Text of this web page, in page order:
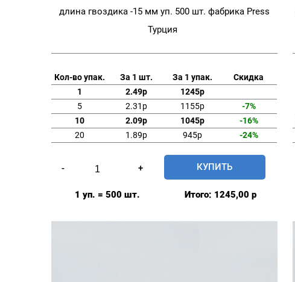
длина гвоздика -15 мм уп. 500 шт. фабрика Press
Турция
Кол-во упак. За 1 шт. За 1 упак.
Скидка
1
2.49р
1245р
5
2.31р 1155р
-7%
10
2.09р 1045р
-16%
20
1.89р 945р -24%
-
товара
Заготовка
гвоздиком
+ КУПИТЬ
1 уп. = 500 шт. Итого: 1245,00 р